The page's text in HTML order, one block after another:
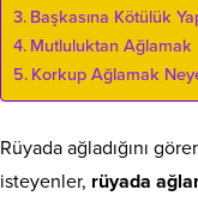
Başkasına Kötülük
Mutluluktan Ağlamak
Korkup Ağlamak
Rüyada ağladığını
isteyenler, rüyada